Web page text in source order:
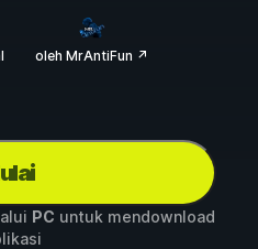
oleh MrAntiFun ↗
PC untuk mendownload